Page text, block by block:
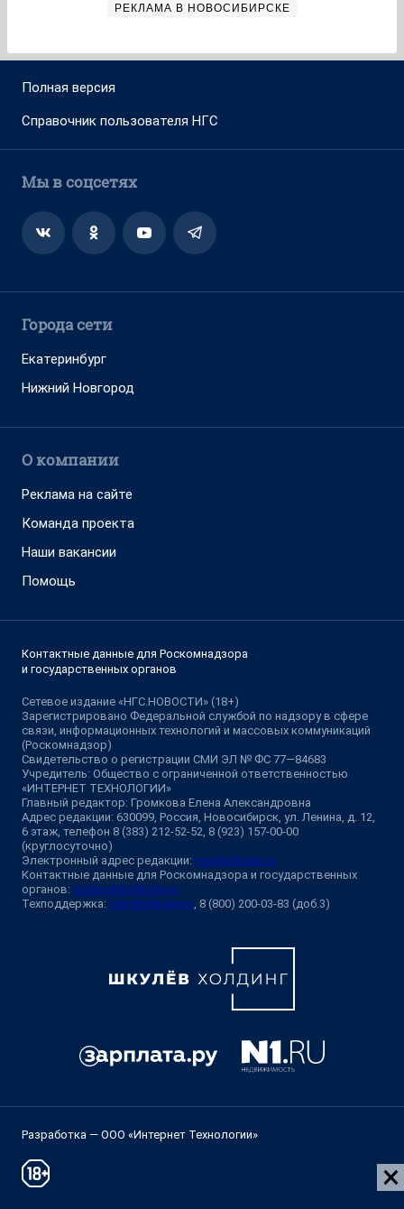
РЕКЛАМА В НОВОСИБИРСКЕ
Полная версия
Справочник пользователя НГС
Мы в соцсетях
Города сети
Екатеринбург
Нижний Новгород
О компании
Реклама на сайте
Команда проекта
Наши вакансии
Помощь
Контактные данные для Роскомнадзора
и государственных органов
Сетевое издание «НГС.НОВОСТИ» (18+)
Зарегистрировано Федеральной службой по надзору в сфере
связи, информационных технологий и массовых коммуникаций
(Роскомнадзор)
Свидетельство о регистрации СМИ ЭЛ № ФС 77—84683
Учредитель: Общество с ограниченной ответственностью
«ИНТЕРНЕТ ТЕХНОЛОГИИ»
Главный редактор: Громкова Елена Александровна
Адрес редакции: 630099, Россия, Новосибирск, ул. Ленина, д. 12,
6 этаж, телефон 8 (383) 212-52-52, 8 (923) 157-00-00
(круглосуточно)
Электронный адрес редакции: ngs@shkulev.ru
Контактные данные для Роскомнадзора и государственных
органов: juristnsk@shkulev.ru
Техподдержка: help@shkulev.ru , 8 (800) 200-03-83 (доб.3)
Разработка — ООО «Интернет Технологии»